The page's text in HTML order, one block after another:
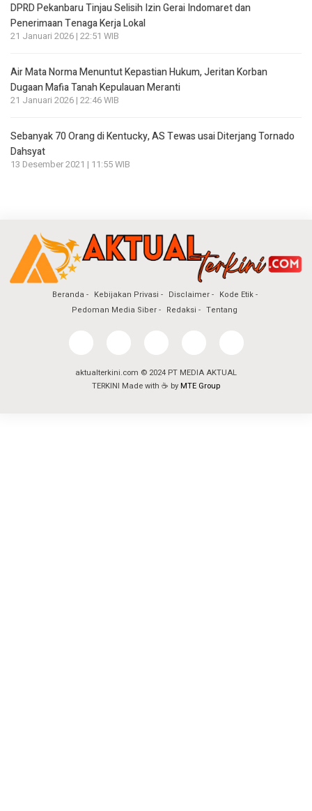
DPRD Pekanbaru Tinjau Selisih Izin Gerai Indomaret dan
Penerimaan Tenaga Kerja Lokal
21 Januari 2026 | 22:51 WIB
Air Mata Norma Menuntut Kepastian Hukum, Jeritan Korban
Dugaan Mafia Tanah Kepulauan Meranti
21 Januari 2026 | 22:46 WIB
Sebanyak 70 Orang di Kentucky, AS Tewas usai Diterjang Tornado
Dahsyat
13 Desember 2021 | 11:55 WIB
Beranda Kebijakan Privasi Disclaimer
Kode Etik
Pedoman Media Siber
Redaksi Tentang
aktualterkini.com © 2024 PT MEDIA AKTUAL
TERKINI Made with ☕ by MTE Group